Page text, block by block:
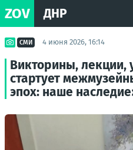
ZOV ДНР
СМИ 4 июня 2026, 16:14
Викторины, лекции,
стартует
эпох: наше